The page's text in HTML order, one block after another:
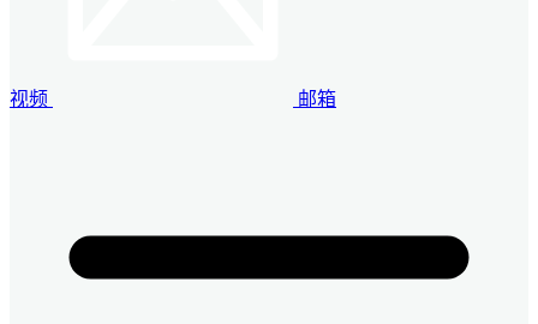
视频 邮箱